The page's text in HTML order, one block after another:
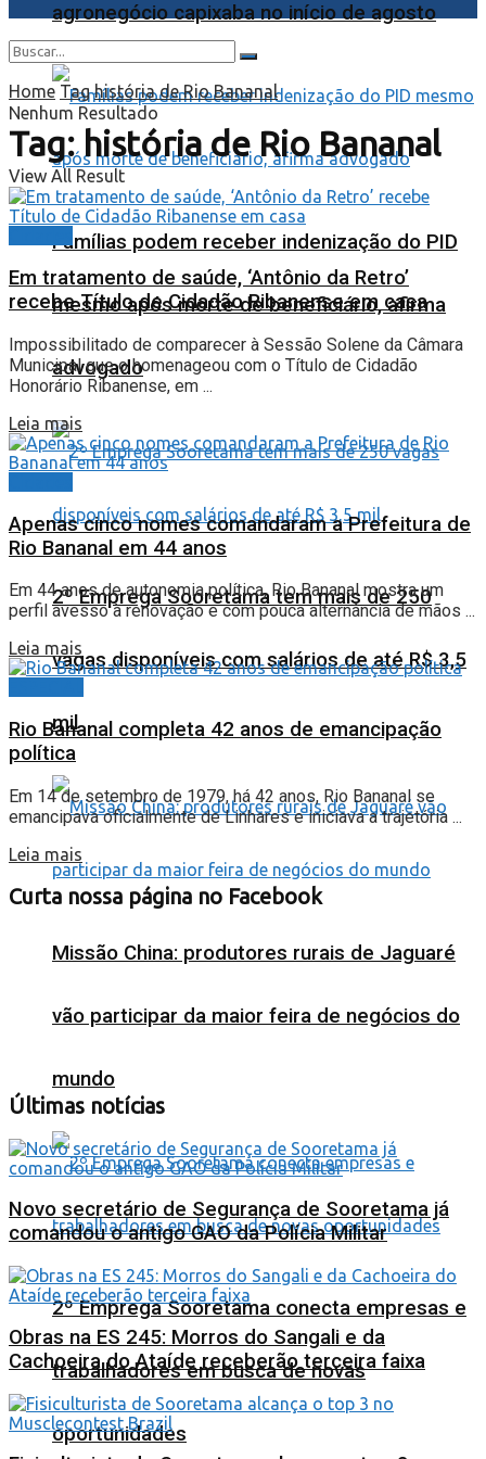
agronegócio capixaba no início de agosto
Famílias podem receber indenização do PID
mesmo após morte de beneficiário, afirma
advogado
2º Emprega Sooretama tem mais de 250
vagas disponíveis com salários de até R$ 3,5
mil
Missão China: produtores rurais de Jaguaré
vão participar da maior feira de negócios do
mundo
2º Emprega Sooretama conecta empresas e
trabalhadores em busca de novas
oportunidades
Nenhum Resultado
View All Result
Home Tag história de Rio Bananal
Tag: história de Rio Bananal
Em tratamento de saúde, ‘Antônio da Retro’
recebe Título de Cidadão Ribanense em casa
Impossibilitado de comparecer à Sessão Solene da Câmara
Municipal que o homenageou com o Título de Cidadão
Honorário Ribanense, em ...
Leia mais
Apenas cinco nomes comandaram a Prefeitura de
Rio Bananal em 44 anos
Em 44 anos de autonomia política, Rio Bananal mostra um
perfil avesso à renovação e com pouca alternância de mãos ...
Leia mais
Rio Bananal completa 42 anos de emancipação
política
Em 14 de setembro de 1979, há 42 anos, Rio Bananal se
emancipava oficialmente de Linhares e iniciava a trajetória ...
Leia mais
Curta nossa página no Facebook
Últimas notícias
Novo secretário de Segurança de Sooretama já
comandou o antigo GAO da Polícia Militar
Obras na ES 245: Morros do Sangali e da
Cachoeira do Ataíde receberão terceira faixa